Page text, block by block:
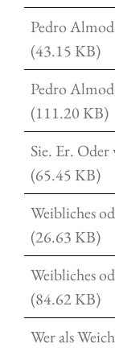
Pedro
(43.15 KB)
Pedro
(111.20 KB)
Sie. Er.
(65.45 KB)
Weibliches
(26.63 KB)
Weibliches
(84.62 KB)
Wer als